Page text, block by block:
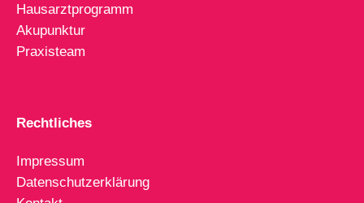
Hausarztprogramm
Akupunktur
Praxisteam
Rechtliches
Impressum
Datenschutzerklärung